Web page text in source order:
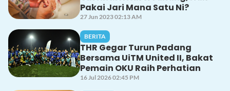
Pakai Jari Mana Satu Ni?
27 Jun 2023 02:13 AM
BERITA
THR Gegar Turun Padang
Bersama UiTM United II, Bakat
Pemain OKU Raih Perhatian
16 Jul 2026 02:45 PM